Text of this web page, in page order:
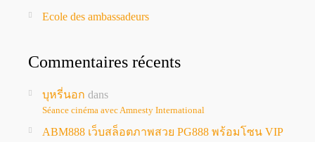
Ecole des ambassadeurs
Commentaires récents
บุหรี่นอก dans
Séance cinéma avec Amnesty International
ABM888 เว็บสล็อตภาพสวย PG888 พร้อมโซน VIP